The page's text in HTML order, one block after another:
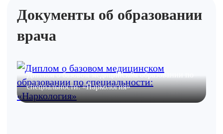
Документы об образовании
врача
Диплом о базовом медицинском образовании по
специальности: «Наркология»